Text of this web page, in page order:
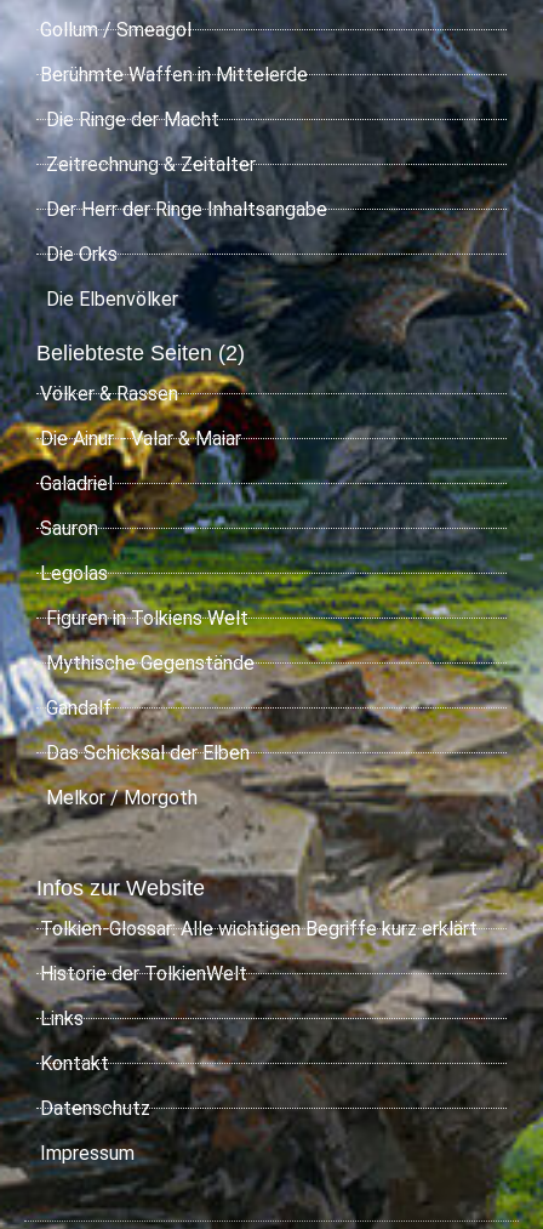
Gollum / Smeagol
Berühmte Waffen in Mittelerde
Die Ringe der Macht
Zeitrechnung & Zeitalter
Der Herr der Ringe Inhaltsangabe
Die Orks
Die Elbenvölker
Beliebteste Seiten (2)
Völker & Rassen
Die Ainur - Valar & Maiar
Galadriel
Sauron
Legolas
Figuren in Tolkiens Welt
Mythische Gegenstände
Gandalf
Das Schicksal der Elben
Melkor / Morgoth
Infos zur Website
Tolkien-Glossar: Alle wichtigen Begriffe kurz erklärt
Historie der TolkienWelt
Links
Kontakt
Datenschutz
Impressum